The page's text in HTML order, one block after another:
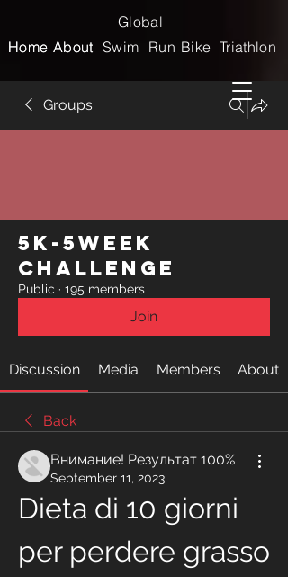
Home
Global
Home
Swim Run Bike Triathlon
About
About
Groups
5k-5week
Challenge
Public · 195 members
Join
Discussion Media Members About
Back
Внимание! Результат 100%
September 11, 2023
Dieta di 10 giorni
per perdere grasso